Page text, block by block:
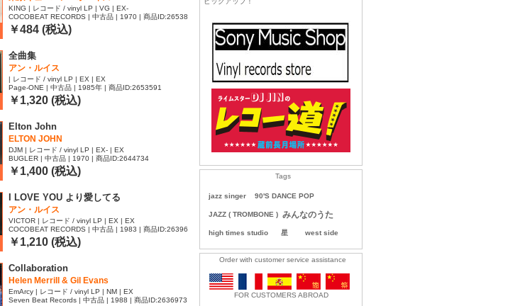
KING | レコード / vinyl LP | VG | EX-
COCOBEAT RECORDS | 中古品 | 1970 | 商品ID:26538
15
￥484 (税込)
全曲集
アン・ルイス
| レコード / vinyl LP | EX | EX
Page-ONE | 中古品 | 1985年 | 商品ID:2653591
￥1,320 (税込)
Elton John
ELTON JOHN
DJM | レコード / vinyl LP | EX- | EX
BUGLER | 中古品 | 1970 | 商品ID:2644734
￥1,400 (税込)
I LOVE YOU より愛してる
アン・ルイス
VICTOR | レコード / vinyl LP | EX | EX
COCOBEAT RECORDS | 中古品 | 1983 | 商品ID:26396
06
￥1,210 (税込)
Collaboration
Helen Merrill & Gil Evans
EmArcy | レコード / vinyl LP | NM | EX
Seven Beat Records | 中古品 | 1988 | 商品ID:2636973
Tags
jazz singer 90'S DANCE POP
JAZZ ( TROMBONE ) みんなのうた
high times studio 星 west side
Order with customer service assistance
FOR CUSTOMERS ABROAD